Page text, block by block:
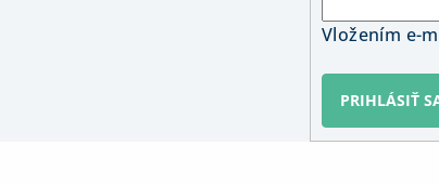
Vložením e-
PRIHLÁSIŤ